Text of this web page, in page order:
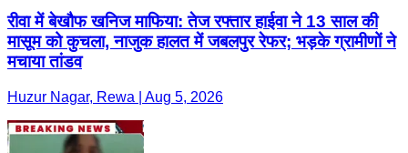
रीवा में बेखौफ खनिज माफिया: तेज रफ्तार हाईवा ने 13 साल की
मासूम को कुचला, नाजुक हालत में जबलपुर रेफर; भड़के ग्रामीणों ने
मचाया तांडव
Huzur Nagar, Rewa | Aug 5, 2026